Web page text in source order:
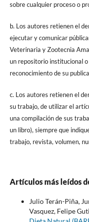
sobre cualquier proceso o
b. Los autores retienen el
ejecutar y comunicar
Veterinaria y Zootecnia
un repositorio institucional
reconocimiento de su
c. Los autores retienen el
su trabajo, de utilizar el
una compilación de sus
un libro), siempre que
trabajo, revista, volumen,
Artículos más leídos
Julio Terán-Piña,
Vasquez, Felipe